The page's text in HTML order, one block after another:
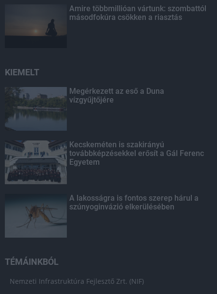
Amire többmillióan vártunk: szombattól
másodfokúra csökken a riasztás
KIEMELT
Megérkezett az eső a Duna
vízgyűjtőjére
Kecskeméten is szakirányú
továbbképzésekkel erősít a Gál Ferenc
Egyetem
A lakosságra is fontos szerep hárul a
szúnyoginvázió elkerülésében
TÉMÁINKBÓL
Nemzeti Infrastruktúra Fejlesztő Zrt. (NIF)